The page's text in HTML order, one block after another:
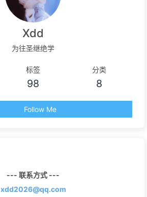
Xdd
为往圣继绝学
标签
98
分类
8
Follow Me
--- 联系方式 ---
xdd2026@qq.com